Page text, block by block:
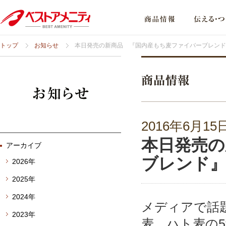
トップ お知らせ 本日発売の新商品 『国内産もち麦ファイバーブレン
2016年6月15
本日発売
ブレンド
メディアで話
アーカイブ
2026年
2025年
2024年
2023年